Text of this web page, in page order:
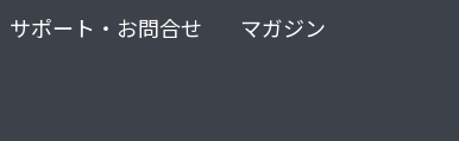
サポート・お問合せ マガジン